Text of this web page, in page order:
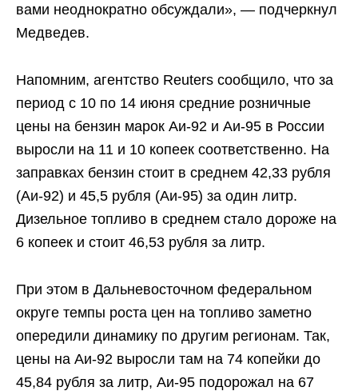
вами неоднократно обсуждали», — подчеркнул
Медведев.
Напомним, агентство Reuters сообщило, что за
период с 10 по 14 июня средние розничные
цены на бензин марок Аи-92 и Аи-95 в России
выросли на 11 и 10 копеек соответственно. На
заправках бензин стоит в среднем 42,33 рубля
(Аи-92) и 45,5 рубля (Аи-95) за один литр.
Дизельное топливо в среднем стало дороже на
6 копеек и стоит 46,53 рубля за литр.
При этом в Дальневосточном федеральном
округе темпы роста цен на топливо заметно
опередили динамику по другим регионам. Так,
цены на Аи-92 выросли там на 74 копейки до
45,84 рубля за литр, Аи-95 подорожал на 67